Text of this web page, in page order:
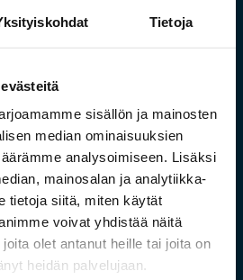
Tietoja
sisällön ja mainosten
median ominaisuuksien
analysoimiseen. Lisäksi
mainosalan ja analytiikka-
tietoja siitä, miten käytät
voivat yhdistää näitä
olet antanut heille tai joita on
heidän palvelujaan.